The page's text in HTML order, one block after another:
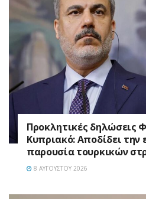
Προκλητικές δηλώσεις
Κυπριακό: Αποδίδει την
παρουσία τουρκικών
8 ΑΥΓΟΎΣΤΟΥ 2026